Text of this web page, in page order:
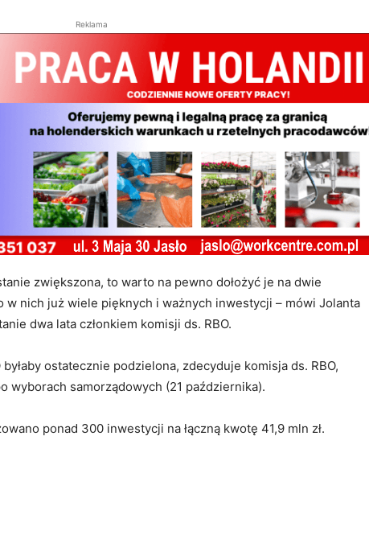
Reklama
zwiększona, to warto na pewno dołożyć je na dwie
w nich już wiele pięknych i ważnych inwestycji – mówi Jolanta
dwa lata członkiem komisji ds. RBO.
ostatecznie podzielona, zdecyduje komisja ds. RBO,
wyborach samorządowych (21 października).
ponad 300 inwestycji na łączną kwotę 41,9 mln zł.